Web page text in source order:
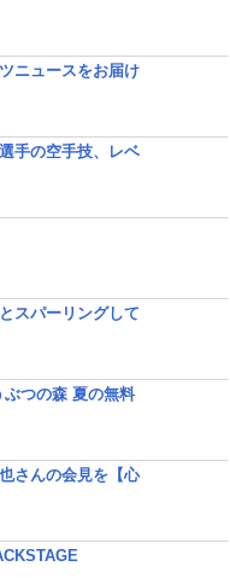
ニュースをお届け
手の空手技、レベ
スパーリングして
つの森 夏の無料
さんの会見を【心